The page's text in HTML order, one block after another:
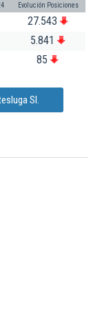
Evolución Posiciones
27.543
5.841
85
Sl.